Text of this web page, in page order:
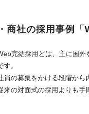
・商社の採用事例「
完結採用とは、主に国
す。
員の募集をかける段階から
来の対面式の採用よりも手